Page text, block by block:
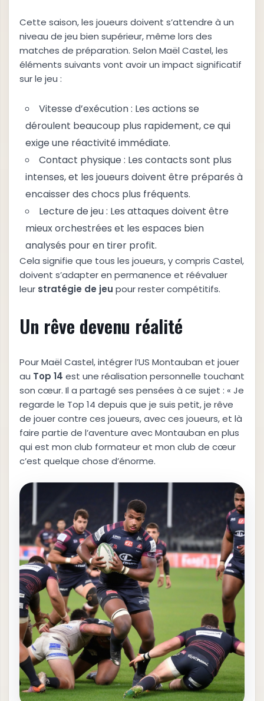
Cette saison, les joueurs doivent s’attendre à un
niveau de jeu bien supérieur, même lors des
matches de préparation. Selon Maël Castel, les
éléments suivants vont avoir un impact significatif
sur le jeu :
Vitesse d’exécution : Les actions se
déroulent beaucoup plus rapidement, ce qui
exige une réactivité immédiate.
Contact physique : Les contacts sont plus
intenses, et les joueurs doivent être préparés à
encaisser des chocs plus fréquents.
Lecture de jeu : Les attaques doivent être
mieux orchestrées et les espaces bien
analysés pour en tirer profit.
Cela signifie que tous les joueurs, y compris Castel,
doivent s’adapter en permanence et réévaluer
leur stratégie de jeu pour rester compétitifs.
Un rêve devenu réalité
Pour Maël Castel, intégrer l’US Montauban et jouer
au Top 14 est une réalisation personnelle touchant
son cœur. Il a partagé ses pensées à ce sujet : « Je
regarde le Top 14 depuis que je suis petit, je rêve
de jouer contre ces joueurs, avec ces joueurs, et là
faire partie de l’aventure avec Montauban en plus
qui est mon club formateur et mon club de cœur
c’est quelque chose d’énorme.